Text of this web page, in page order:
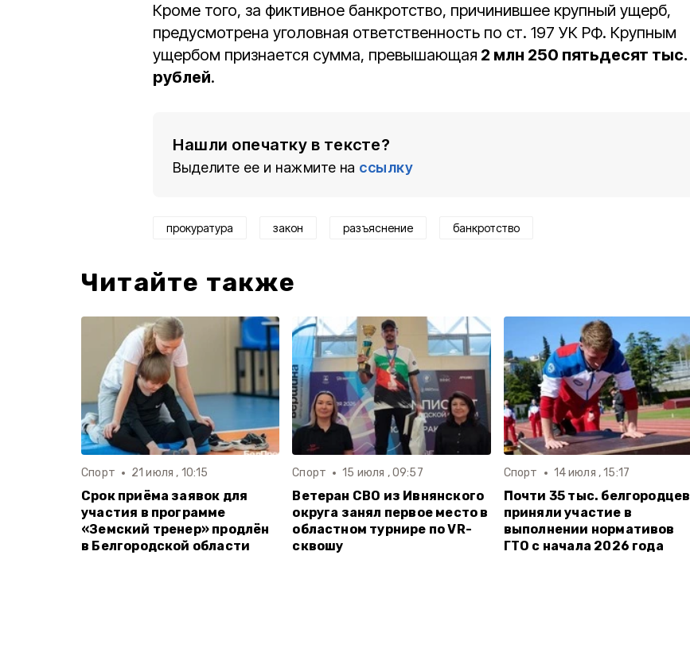
Кроме того, за фиктивное банкротство, причинившее крупный ущерб,
предусмотрена уголовная ответственность по ст. 197 УК РФ. Крупным
ущербом признается сумма, превышающая 2 млн 250 пятьдесят тыс.
рублей.
Нашли опечатку в тексте?
Выделите ее и нажмите на ссылку
прокуратура закон разъяснение банкротство
Читайте также
Спорт 21 июля , 10:15
Срок приёма заявок для
участия в программе
«Земский тренер» продлён
в Белгородской области
Спорт 15 июля , 09:57
Ветеран СВО из Ивнянского
округа занял первое место в
областном турнире по VR-
сквошу
Спорт 14 июля , 15:17
Почти 35 тыс. белгородцев
приняли участие в
выполнении нормативов
ГТО с начала 2026 года